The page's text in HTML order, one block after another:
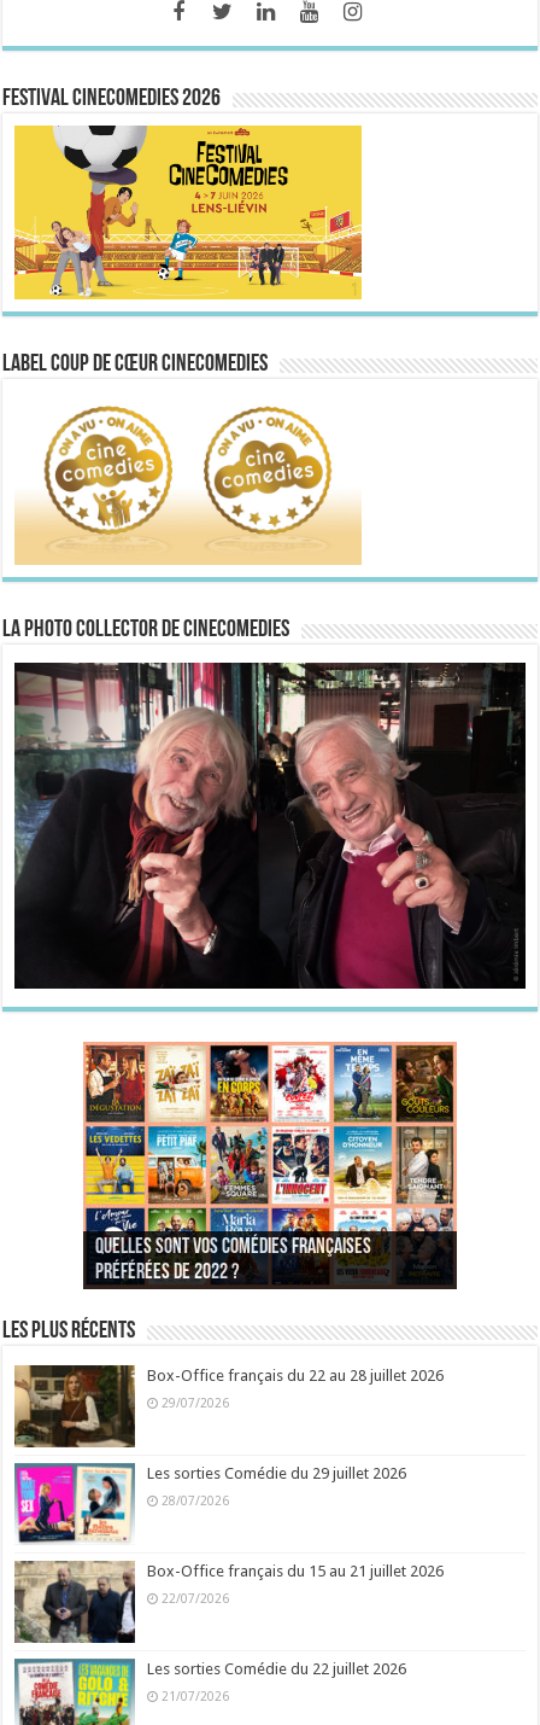
FESTIVAL CINECOMEDIES 2026
Label Coup de Cœur CineComedies
La Photo collector de CineComedies
Quelles sont vos comédies françaises
préférées de 2022 ?
Quel est votre personnage préféré du Père
Noël est une ordure ?
Quelles sont vos comédies françaises
préférées de 2021 ?
Quel est votre « Gendarme » préféré ?
Quels sont vos 3 comédies de Jean-Marie Poiré
préférées ?
Quel est votre « Tati » préféré ?
Quel est votre « bronzé » préféré ?
Les plus récents
Box-Office français du 22 au 28 juillet 2026
29/07/2026
Les sorties Comédie du 29 juillet 2026
28/07/2026
Box-Office français du 15 au 21 juillet 2026
22/07/2026
Les sorties Comédie du 22 juillet 2026
21/07/2026